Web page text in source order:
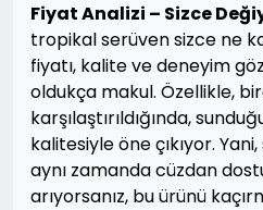
Fiyat Analizi – Sizce
tropikal serüven sizce ne
fiyatı, kalite ve deneyim
oldukça makul. Özellikle,
karşılaştırıldığında,
kalitesiyle öne çıkıyor.
aynı zamanda cüzdan
arıyorsanız, bu ürünü